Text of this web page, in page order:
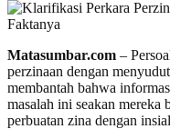
Matasumbar.com –
perzinaan dengan
membantah bahwa
masalah ini seakan mereka
perbuatan zina dengan